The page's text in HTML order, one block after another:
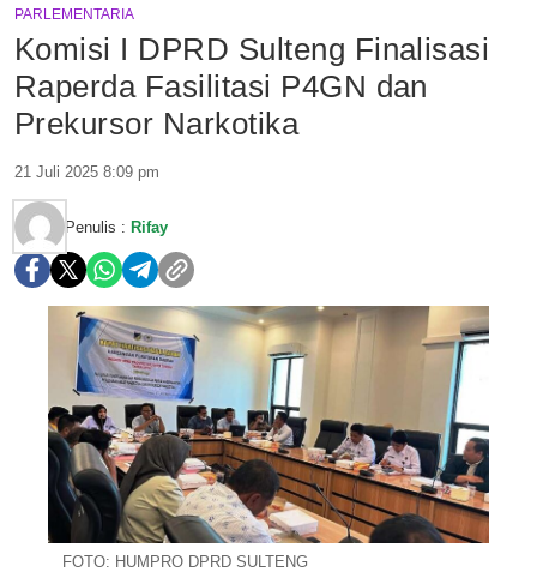
PARLEMENTARIA
Komisi I DPRD Sulteng Finalisasi
Raperda Fasilitasi P4GN dan
Prekursor Narkotika
21 Juli 2025 8:09 pm
Penulis : Rifay
FOTO: HUMPRO DPRD SULTENG